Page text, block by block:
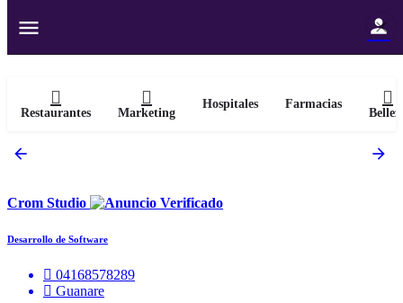
Restaurantes Marketing
Hospitales Farmacias
Crom Studio
Desarrollo de Software
04168578289
Guanare